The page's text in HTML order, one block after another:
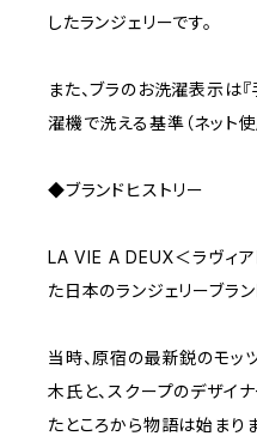
したランジェリーです。
また、ブラのお洗濯表示は
濯機で洗える基準（ネット使
◆ブランドヒストリー
LA VIE A DEUX＜ラヴィ
た日本のランジェリーブラン
当時、原宿の最新鋭のモッ
木氏と、スクープのデザイ
たところから物語は始まりま